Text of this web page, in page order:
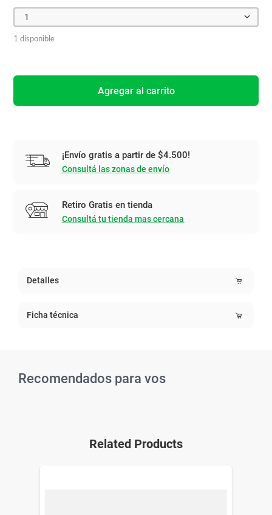
1
1 disponible
Agregar al carrito
¡Envío gratis a partir de $4.500!
Consultá las zonas de envío
Retiro Gratis en tienda
Consultá tu tienda mas cercana
Detalles
Ficha técnica
Recomendados para vos
Related Products